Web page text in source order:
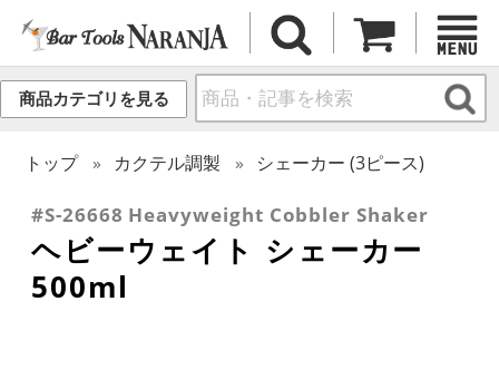
商品カテゴリを見る
トップ カクテル調製 シェーカー (3ピース)
#S-26668 Heavyweight Cobbler Shaker
ヘビーウェイト シェーカー
500ml